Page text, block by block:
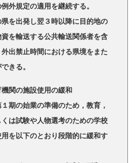
外規定の適用を継続する。
を出発し翌３時以降に目的地の
を輸送する公共輸送関係者を含
出禁止時間における県境をまた
きる。
関の施設使用の緩和
期の始業の準備のため，教育，
は試験や人物選考のための学校
を以下のとおり段階的に緩和す